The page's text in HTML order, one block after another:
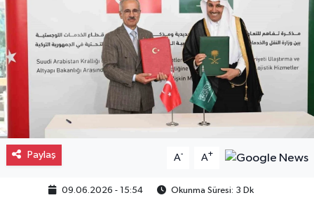
Paylaş A- A+
09.06.2026 - 15:54 Okunma Süresi: 3 Dk